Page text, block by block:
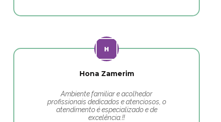
Hona Zamerim
Ambiente familiar e acolhedor
profissionais dedicados e atenciosos, o
atendimento é especializado e de
excelência.!!